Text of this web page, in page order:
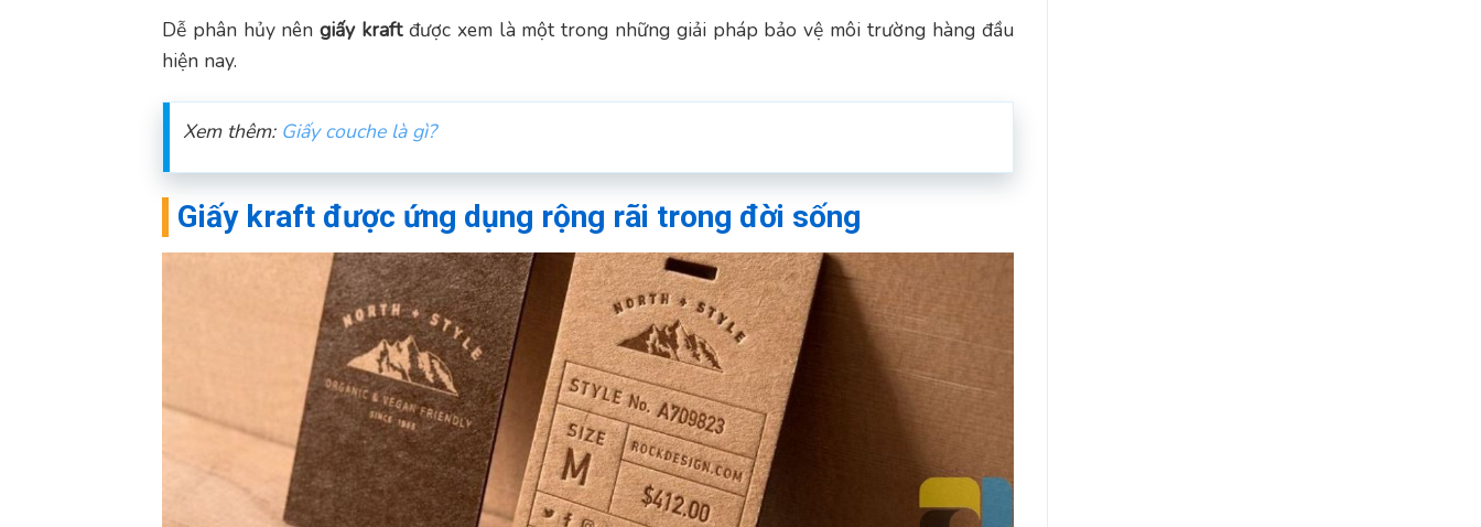
Dễ phân hủy nêngiấy kraftđược xem là một trong những giải pháp bảo vệ môi trường hàng đầu
hiện nay.
Xem thêm: Giấy couche là gì?
Giấy kraft được ứng dụng rộng rãi trong đời sống